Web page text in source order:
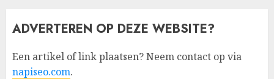
ADVERTEREN OP DEZE WEBSITE?
Een artikel of link plaatsen? Neem contact op via
napiseo.com.